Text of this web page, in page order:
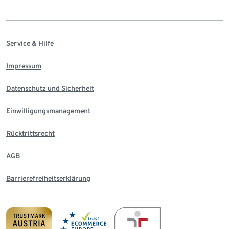
Service & Hilfe
Impressum
Datenschutz und Sicherheit
Einwilligungsmanagement
Rücktrittsrecht
AGB
Barrierefreiheitserklärung